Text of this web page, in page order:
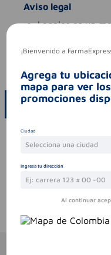
Aviso legal
legales es un
consultar al
codigo invima
Por favor, inicie
Te puede interesar
¡Bienvenido a
Agrega tu
mapa para ver
promociones
Ciudad
Selecciona una ciudad
Ingresa tu dirección
Al continuar